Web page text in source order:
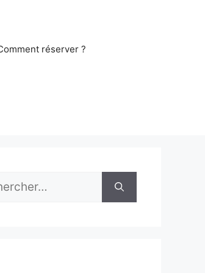
réserver ?
: